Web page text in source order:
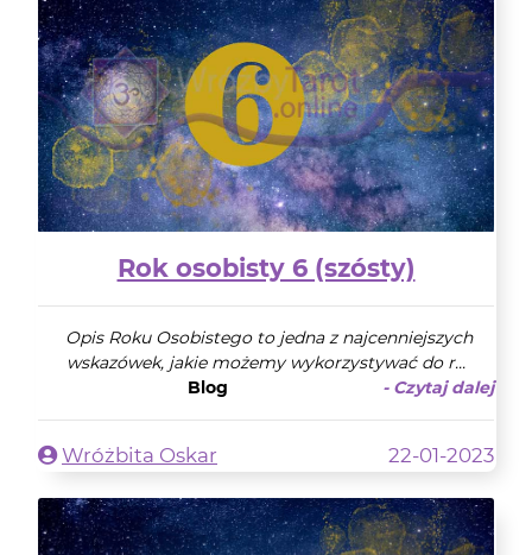
Rok osobisty 6 (szósty)
Opis Roku Osobistego to jedna z najcenniejszych
wskazówek, jakie możemy wykorzystywać do r...
Blog
- Czytaj dalej
Wróżbita Oskar 22-01-2023